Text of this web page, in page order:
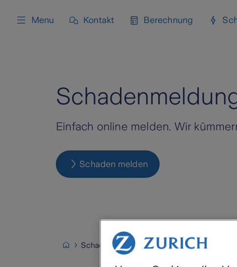
Menu Kontakt Berechnung
Einfach online melden. Wir
Schaden melden
Schaden